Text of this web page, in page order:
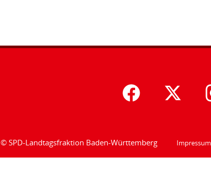
© SPD-Landtagsfraktion Baden-Württemberg Impressum